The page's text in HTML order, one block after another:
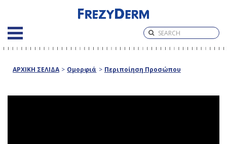
ΑΡΧΙΚΗ ΣΕΛΙΔΑ > Ομορφιά > Περιποίηση Προσώπου